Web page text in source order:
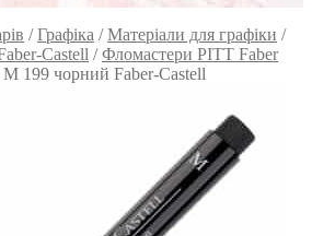
/Графіка /Матеріали для графіки /
Castell /Фломастери PITT Faber
199 чорний Faber-Castell